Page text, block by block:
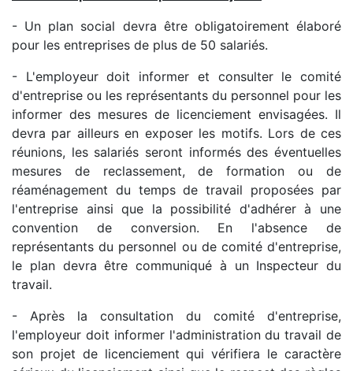
- Un plan social devra être obligatoirement élaboré
pour les entreprises de plus de 50 salariés.
- L'employeur doit informer et consulter le comité
d'entreprise ou les représentants du personnel pour les
informer des mesures de licenciement envisagées. Il
devra par ailleurs en exposer les motifs. Lors de ces
réunions, les salariés seront informés des éventuelles
mesures de reclassement, de formation ou de
réaménagement du temps de travail proposées par
l'entreprise ainsi que la possibilité d'adhérer à une
convention de conversion. En l'absence de
représentants du personnel ou de comité d'entreprise,
le plan devra être communiqué à un Inspecteur du
travail.
- Après la consultation du comité d'entreprise,
l'employeur doit informer l'administration du travail de
son projet de licenciement qui vérifiera le caractère